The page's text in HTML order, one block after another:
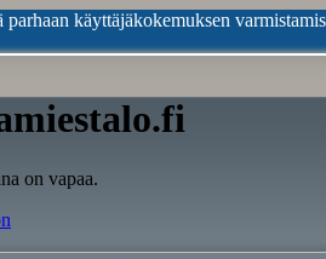
parhaan käyttäjäkokemuksen
on vapaa.